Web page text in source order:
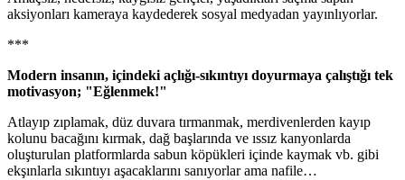
aksiyonları kameraya kaydederek sosyal medyadan yayınlıyorlar.
***
Modern insanın, içindeki açlığı-sıkıntıyı doyurmaya çalıştığı tek
motivasyon; "Eğlenmek!"
Atlayıp zıplamak, düz duvara tırmanmak, merdivenlerden kayıp
kolunu bacağını kırmak, dağ başlarında ve ıssız kanyonlarda
oluşturulan platformlarda sabun köpükleri içinde kaymak vb. gibi
ekşınlarla sıkıntıyı aşacaklarını sanıyorlar ama nafile…